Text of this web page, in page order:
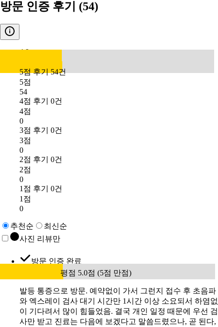
방문 인증 후기 (54)
4.9
5점 후기 54건
5점
54
4점 후기 0건
4점
0
3점 후기 0건
3점
0
2점 후기 0건
2점
0
1점 후기 0건
1점
0
추천순
최신순
사진 리뷰만
방문 인증 완료
평점 5.0점 (5점 만점)
발등 통증으로 방문. 예약없이 가서 그런지 접수 후 초음파
와 엑스레이 검사 대기 시간만 1시간 이상 소요되서 하염없
이 기다려서 많이 힘들었음. 결국 개인 일정 때문에 우선 검
사만 받고 진료는 다음에 보겠다고 말씀드렸으나, 곧 된다,